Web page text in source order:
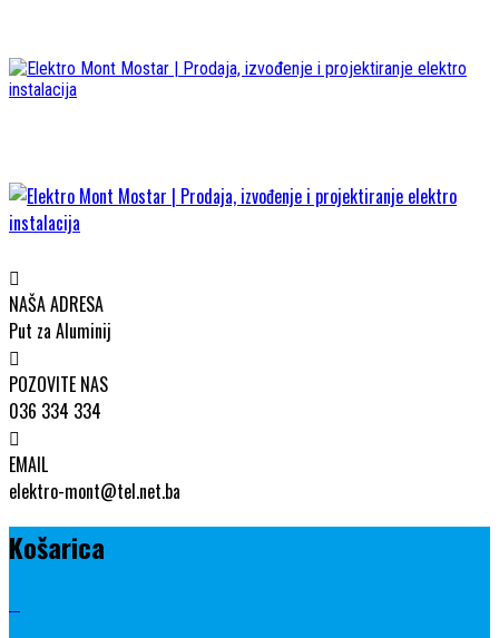
NAŠA ADRESA
Put za Aluminij
POZOVITE NAS
036 334 334
EMAIL
elektro-mont@tel.net.ba
Košarica